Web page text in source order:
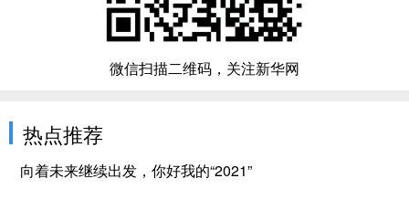
微信扫描二维码，关注新华网
热点推荐
向着未来继续出发，你好我的“2021”